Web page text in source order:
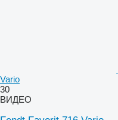
Vario
30
ВИДЕО